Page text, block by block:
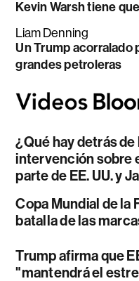
Kevin Warsh tiene
Liam Denning
Un Trump acorralado
grandes petroleras
¿Qué hay detrás de
intervención sobre
parte de EE. UU. y
Copa Mundial de la
batalla de las
Trump afirma que
"mantendrá el